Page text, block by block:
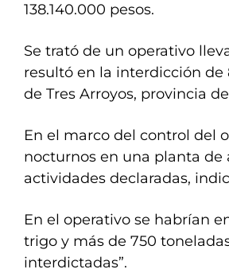
138.140.000 pesos.
Se trató de un operativo
resultó en la interdicción de
de Tres Arroyos, provincia
En el marco del control del
nocturnos en una planta de
actividades declaradas,
En el operativo se habrían
trigo y más de 750
interdictadas”.